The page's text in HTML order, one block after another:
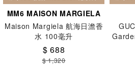
MM6 MAISON MARGIELA
Maison Margiela 航海日澹香
水 100毫升
$ 688
$ 1,320